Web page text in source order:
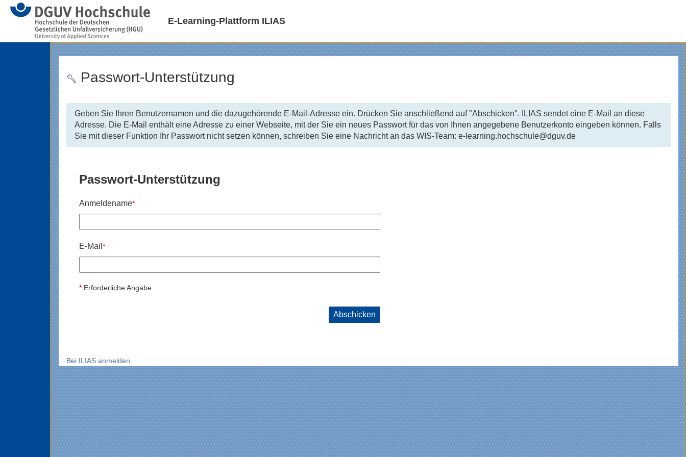
E-Learning-Plattform ILIAS
Passwort-Unterstützung
Geben Sie Ihren Benutzernamen und die dazugehörende E-Mail-Adresse ein. Drücken Sie anschließend auf "Abschicken". ILIAS sendet eine E-Mail an diese
Adresse. Die E-Mail enthält eine Adresse zu einer Webseite, mit der Sie ein neues Passwort für das von Ihnen angegebene Benutzerkonto eingeben können. Falls
Sie mit dieser Funktion Ihr Passwort nicht setzen können, schreiben Sie eine Nachricht an das WIS-Team: e-learning.hochschule@dguv.de
Passwort-Unterstützung
Anmeldename*
E-Mail *
* Erforderliche Angabe
Abschicken
Bei ILIAS anmelden